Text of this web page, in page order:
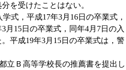
を受けたことはない。
式，平成17年3月16日の卒業式，
月15日の卒業式，同年4月7日の入
平成19年3月15日の卒業式は，警
立Ｂ高等学校長の推薦書を提出し